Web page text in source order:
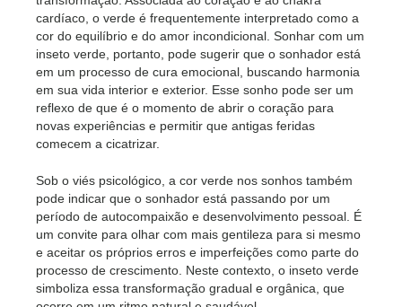
cardíaco, o verde é frequentemente interpretado como a
cor do equilíbrio e do amor incondicional. Sonhar com um
inseto verde, portanto, pode sugerir que o sonhador está
em um processo de cura emocional, buscando harmonia
em sua vida interior e exterior. Esse sonho pode ser um
reflexo de que é o momento de abrir o coração para
novas experiências e permitir que antigas feridas
comecem a cicatrizar.
Sob o viés psicológico, a cor verde nos sonhos também
pode indicar que o sonhador está passando por um
período de autocompaixão e desenvolvimento pessoal. É
um convite para olhar com mais gentileza para si mesmo
e aceitar os próprios erros e imperfeições como parte do
processo de crescimento. Neste contexto, o inseto verde
simboliza essa transformação gradual e orgânica, que